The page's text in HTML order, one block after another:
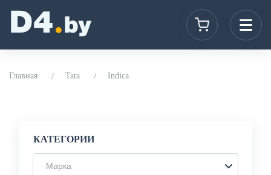
Главная Tata Indica
КАТЕГОРИИ
Марка